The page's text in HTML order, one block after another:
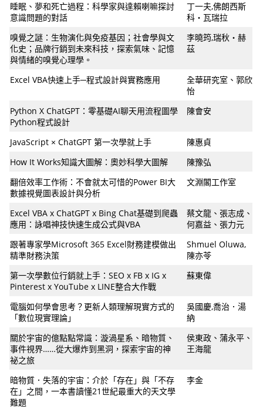
睡眠、夢和死亡過程：科學家與達賴喇嘛探討
意識問題的對話
丁一夫,佛朗西斯
科‧瓦瑞拉
嗅覺之謎：生物演化與免疫基因；社會學與文
化史；品牌行銷到未來科技，探索氣味、記憶
與情緒的嗅覺心理學。
李曉筠,瑞秋‧赫
茲
Excel VBA快速上手─程式設計與實務應用
全華研究室、郭欣
怡
Python X ChatGPT：零基礎AI聊天用流程圖學
Python程式設計
陳會安
JavaScript × ChatGPT 第一次學就上手
陳惠貞
How It Works知識大圖解：奧妙科學大圖解
陳豫弘
翻倍效率工作術：不會就太可惜的Power BI大
數據視覺圖表設計與分析
文淵閣工作室
Excel VBA x ChatGPT x Bing Chat基礎到爬蟲
應用：詠唱神技快速生成公式與VBA
蔡文龍、張志成、
何嘉益、張力元
跟著專家學Microsoft 365 Excel財務建模做出
精準財務決策
Shmuel Oluwa,
陳亦苓
第一次學數位行銷就上手：SEO x FB x IG x
Pinterest x YouTube x LINE整合大作戰
蘇東偉
電腦如何學會思考？更新人類理解現實方式的
「數位現實理論」
吳國慶,喬治．湯
納
關於宇宙的億點點常識：漩渦星系、暗物質、
事件視界……從大爆炸到黑洞，探索宇宙的神
祕之旅
侯東政、蒲永平、
王海龍
暗物質．失落的宇宙：介於「存在」與「不存
在」之間，一本書讀懂21世紀最重大的天文學
難題
李金